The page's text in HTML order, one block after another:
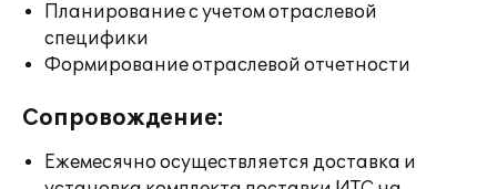
Планирование с учетом отраслевой
специфики
Формирование отраслевой отчетности
Сопровождение:
Ежемесячно осуществляется доставка и